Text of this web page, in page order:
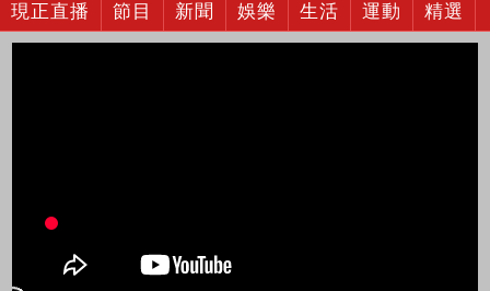
現正直播 節目 新聞 娛樂 生活 運動 精選